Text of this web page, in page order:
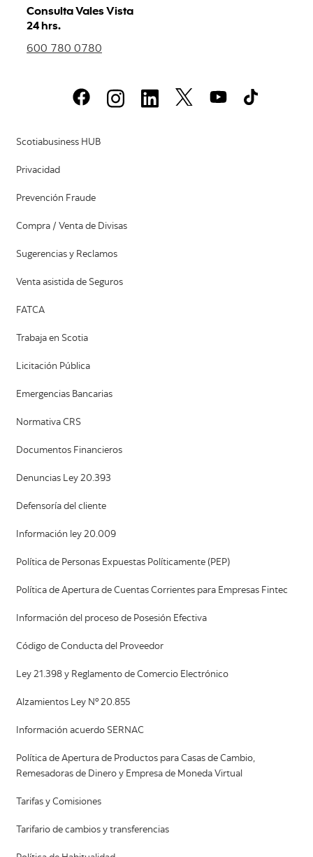
Consulta Vales Vista
24 hrs.
600 780 0780
Scotiabusiness HUB
Privacidad
Prevención Fraude
Compra / Venta de Divisas
Sugerencias y Reclamos
Venta asistida de Seguros
FATCA
Trabaja en Scotia
Licitación Pública
Emergencias Bancarias
Normativa CRS
Documentos Financieros
Denuncias Ley 20.393
Defensoría del cliente
Información ley 20.009
Política de Personas Expuestas Políticamente (PEP)
Política de Apertura de Cuentas Corrientes para Empresas Fintec
Información del proceso de Posesión Efectiva
Código de Conducta del Proveedor
Ley 21.398 y Reglamento de Comercio Electrónico
Alzamientos Ley Nº 20.855
Información acuerdo SERNAC
Política de Apertura de Productos para Casas de Cambio,
Remesadoras de Dinero y Empresa de Moneda Virtual
Tarifas y Comisiones
Tarifario de cambios y transferencias